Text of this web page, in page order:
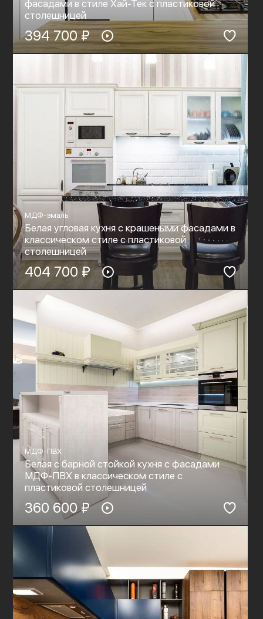
фасадами в стиле Хай-Тек с пластиковой
столешницей
394 700 ₽
МДФ-эмаль
Белая угловая кухня с крашеными фасадами в
классическом стиле с пластиковой
столешницей
404 700 ₽
МДФ-ПВХ
Белая с барной стойкой кухня с фасадами
МДФ-ПВХ в классическом стиле с
пластиковой столешницей
360 600 ₽